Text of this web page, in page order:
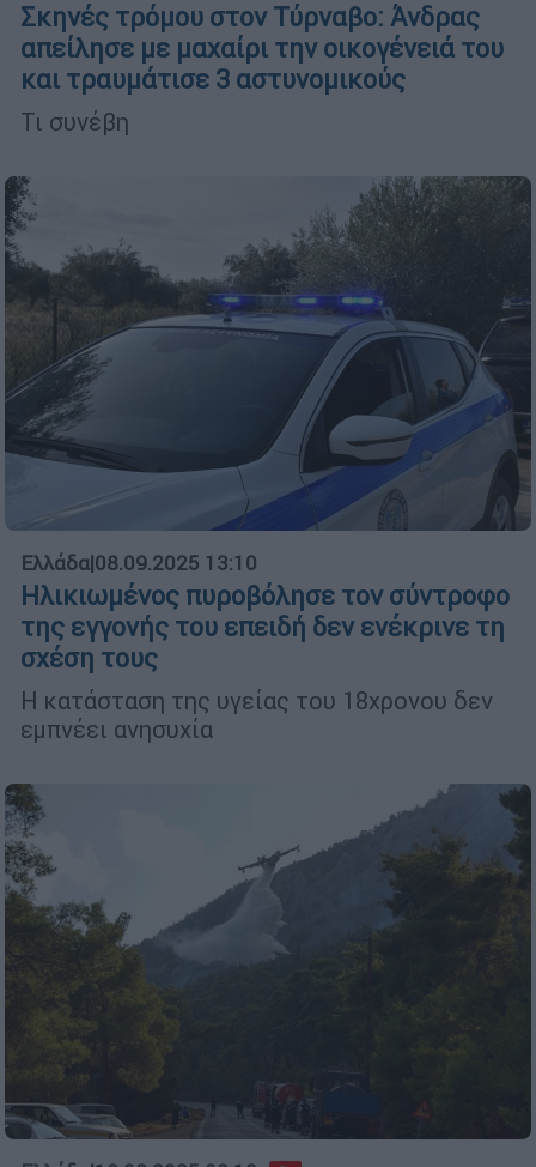
Σκηνές τρόμου στον Τύρναβο: Άνδρας
απείλησε με μαχαίρι την οικογένειά του
και τραυμάτισε 3 αστυνομικούς
Τι συνέβη
Ελλάδα|08.09.2025 13:10
Ηλικιωμένος πυροβόλησε τον σύντροφο
της εγγονής του επειδή δεν ενέκρινε τη
σχέση τους
Η κατάσταση της υγείας του 18χρονου δεν
εμπνέει ανησυχία